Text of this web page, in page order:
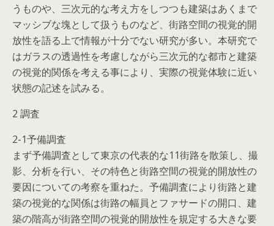
うものや、三次元的な考え方をしつつも建築はあくまで
マッシブな塊として扱うものなど、街路空間の視覚的開
放性を語る上で情報が十分でない研究が多い。本研究で
はガラスの透過性を考慮しながら三次元的な都市と建築
の視覚的関係を考える事により、実際の視覚体験に近い
状態の記述を試みる。
2 調査
2-1予備調査
まず予備調査として東京の代表的な11街路を散策し、撮
影、分析を行い、その特色と街路空間の視覚的開放性の
要因についての考察を重ねた。予備調査により街路と建
築の視覚的な関係は街路の幅員とファサードの開口、建
築の階高が街路空間の視覚的開放性を規定する大きな要